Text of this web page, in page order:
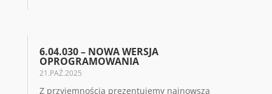
6.04.030 – NOWA WERSJA
OPROGRAMOWANIA
21.PAŹ.2025
Z przyjemnością prezentujemy najnowszą